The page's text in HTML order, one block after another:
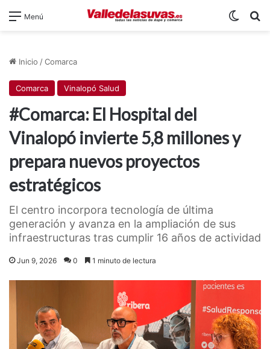
Menú
Inicio /Comarca
Comarca Vinalopó Salud
#Comarca: El Hospital del
Vinalopó invierte 5,8 millones y
prepara nuevos proyectos
estratégicos
El centro incorpora tecnología de última
generación y avanza en la ampliación de sus
infraestructuras tras cumplir 16 años de actividad
Jun 9, 2026 0 1 minuto de lectura